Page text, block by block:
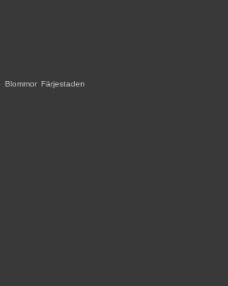
Blommor, Färjestaden